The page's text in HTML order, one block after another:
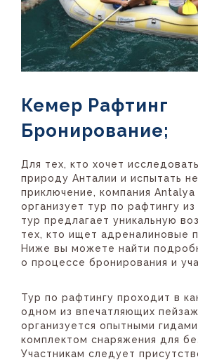
Кемер Рафтинг
Бронирование;
Для тех, кто хочет
природу Анталии и испытать
приключение, компания
организует тур по рафтингу
тур предлагает уникальную
тех, кто ищет адреналиновые
Ниже вы можете найти
о процессе бронирования и
Тур по рафтингу проходит в
одном из впечатляющих
организуется опытными
комплектом снаряжения для
Участникам следует